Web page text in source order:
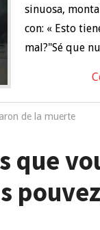
sinuosa,
con: « Esto
mal?"Sé que
de la muerte
que